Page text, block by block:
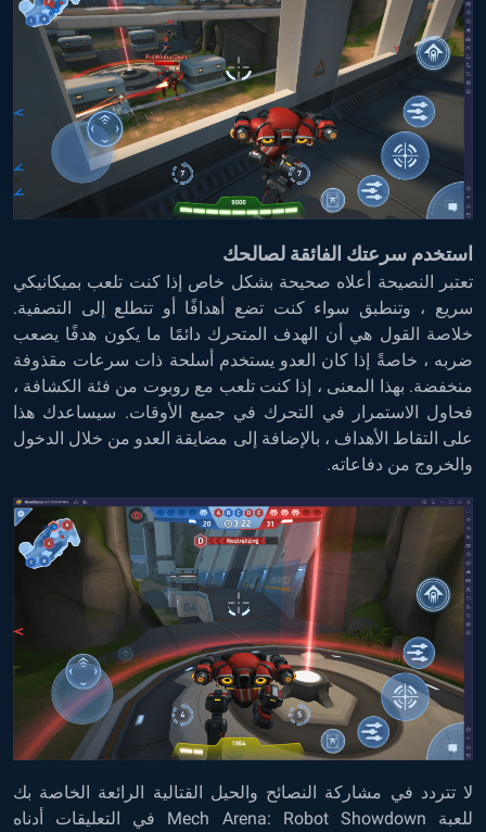
استخدم سرعتك الفائقة لصالحك
تعتبر النصيحة أعلاه صحيحة بشكل خاص إذا كنت تلعب بميكانيكي
سريع ، وتنطبق سواء كنت تضع أهدافًا أو تتطلع إلى التصفية.
خلاصة القول هي أن الهدف المتحرك دائمًا ما يكون هدفًا يصعب
ضربه ، خاصةً إذا كان العدو يستخدم أسلحة ذات سرعات مقذوفة
منخفضة. بهذا المعنى ، إذا كنت تلعب مع روبوت من فئة الكشافة ،
فحاول الاستمرار في التحرك في جميع الأوقات. سيساعدك هذا
على التقاط الأهداف ، بالإضافة إلى مضايقة العدو من خلال الدخول
والخروج من دفاعاته.
لا تتردد في مشاركة النصائح والحيل القتالية الرائعة الخاصة بك
للعبة Mech Arena: Robot Showdown في التعليقات أدناه